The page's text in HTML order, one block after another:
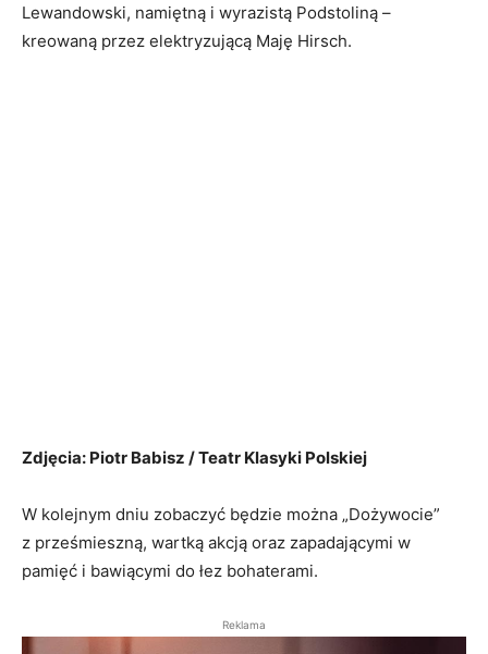
Lewandowski, namiętną i wyrazistą Podstoliną –
kreowaną przez elektryzującą Maję Hirsch.
Zdjęcia: Piotr Babisz / Teatr Klasyki Polskiej
W kolejnym dniu zobaczyć będzie można „Dożywocie”
z prześmieszną, wartką akcją oraz zapadającymi w
pamięć i bawiącymi do łez bohaterami.
Reklama